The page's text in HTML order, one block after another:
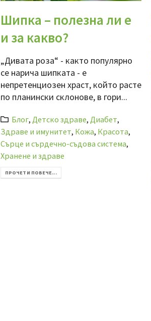
Шипка – полезна ли е
и за какво?
„Дивата роза“ - както популярно
се нарича шипката - е
непретенциозен храст, който расте
по планински склонове, в гори...
Блог, Детско здраве, Диабет,
Здраве и имунитет, Кожа, Красота,
Сърце и сърдечно-съдова система,
Хранене и здраве
ПРОЧЕТИ ПОВЕЧЕ...